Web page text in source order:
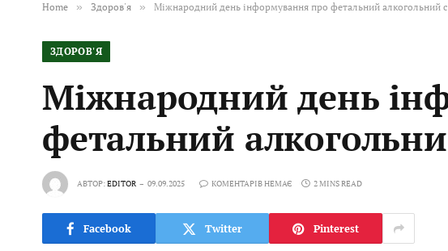
Home » Здоров'я » Міжнародний день інформування про фетальний алкогольний
ЗДОРОВ'Я
Міжнародний день
фетальний
АВТОР:EDITOR 09.09.2025 КОМЕНТАРІВ НЕМАЄ 2 MINS READ
Facebook Twitter Pinterest